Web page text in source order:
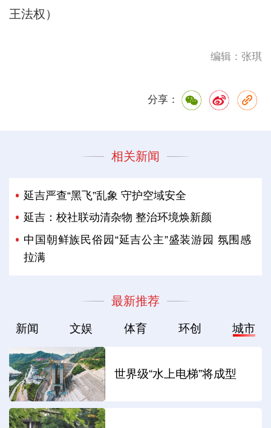
王法权）
编辑：张琪
分享：
相关新闻
延吉严查“黑飞”乱象 守护空域安全
延吉：校社联动清杂物 整治环境焕新颜
中国朝鲜族民俗园“延吉公主”盛装游园 氛围感
拉满
最新推荐
新闻 文娱 体育 环创 城市
世界级“水上电梯”将成型